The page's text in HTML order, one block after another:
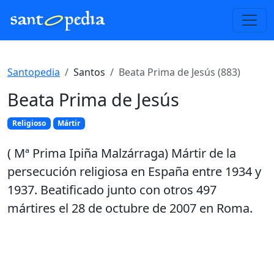
Santopedia Santos Beata Prima de Jesús (883)
Beata Prima de Jesús
Religioso Mártir
( Mª Prima Ipiña Malzárraga) Mártir de la
persecución religiosa en España entre 1934 y
1937. Beatificado junto con otros 497
mártires el 28 de octubre de 2007 en Roma.